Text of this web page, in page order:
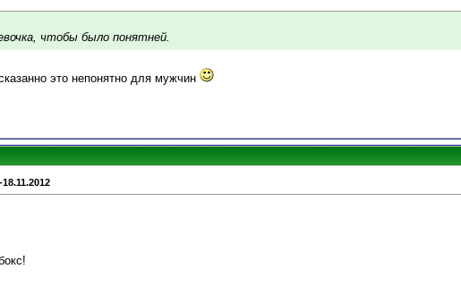
чтобы было понятней.
это непонятно для мужчин